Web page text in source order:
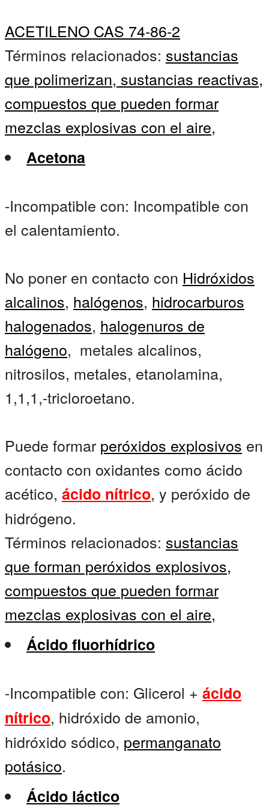
ACETILENO CAS 74-86-2
Términos relacionados: sustancias
que polimerizan, sustancias reactivas,
compuestos que pueden formar
mezclas explosivas con el aire,
Acetona
-Incompatible con: Incompatible con
el calentamiento.
No poner en contacto con Hidróxidos
alcalinos, halógenos, hidrocarburos
halogenados, halogenuros de
halógeno, metales alcalinos,
nitrosilos, metales, etanolamina,
1,1,1,-tricloroetano.
Puede formar peróxidos explosivos en
contacto con oxidantes como ácido
acético, ácido nítrico, y peróxido de
hidrógeno.
Términos relacionados: sustancias
que forman peróxidos explosivos,
compuestos que pueden formar
mezclas explosivas con el aire,
Ácido fluorhídrico
-Incompatible con: Glicerol + ácido
nítrico, hidróxido de amonio,
hidróxido sódico, permanganato
potásico.
Ácido láctico